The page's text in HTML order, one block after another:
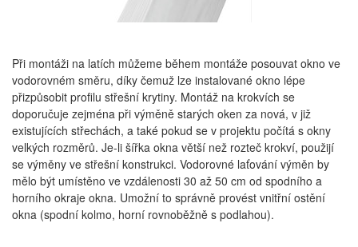
Při montáži na latích můžeme během montáže posouvat okno ve
vodorovném směru, díky čemuž lze instalované okno lépe
přizpůsobit profilu střešní krytiny. Montáž na krokvích se
doporučuje zejména při výměně starých oken za nová, v již
existujících střechách, a také pokud se v projektu počítá s okny
velkých rozměrů. Je-li šířka okna větší než rozteč krokví, použijí
se výměny ve střešní konstrukci. Vodorovné laťování výměn by
mělo být umístěno ve vzdálenosti 30 až 50 cm od spodního a
horního okraje okna. Umožní to správně provést vnitřní ostění
okna (spodní kolmo, horní rovnoběžně s podlahou).